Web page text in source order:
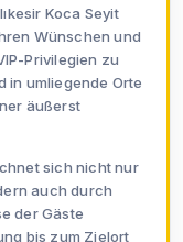
Koca Seyit
Wünschen und
Privilegien zu
in umliegende Orte
äußerst
sich nicht nur
auch durch
der Gäste
bis zum Zielort